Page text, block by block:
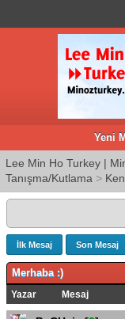
Yeni
Lee Min Ho Turkey |
Tanışma/Kutlama >
İlk Mesaj Son Mesaj
Merhaba :)
Yazar Mesaj